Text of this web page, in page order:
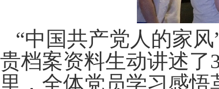
“中国共产党人的家
贵档案资料生动讲述了
里，全体党员学习感